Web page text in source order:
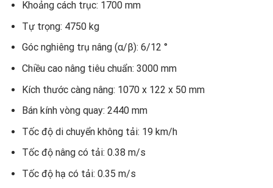
Khoảng cách trục: 1700 mm
Tự trọng: 4750 kg
Góc nghiêng trụ nâng (α/β): 6/12 °
Chiều cao nâng tiêu chuẩn: 3000 mm
Kích thước càng nâng: 1070 x 122 x 50 mm
Bán kính vòng quay: 2440 mm
Tốc độ di chuyển không tải: 19 km/h
Tốc độ nâng có tải: 0.38 m/s
Tốc độ hạ có tải: 0.35 m/s